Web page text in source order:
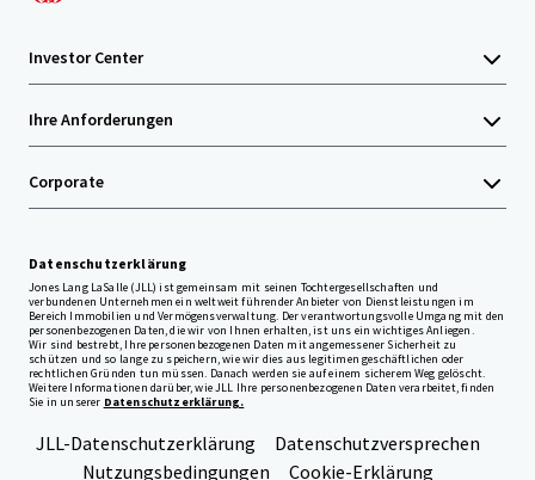
Investor Center
Ihre Anforderungen
Corporate
Datenschutzerklärung
Jones Lang LaSalle (JLL) ist gemeinsam mit seinen Tochtergesellschaften und
verbundenen Unternehmen ein weltweit führender Anbieter von Dienstleistungen im
Bereich Immobilien und Vermögensverwaltung. Der verantwortungsvolle Umgang mit den
personenbezogenen Daten, die wir von Ihnen erhalten, ist uns ein wichtiges Anliegen.
Wir sind bestrebt, Ihre personenbezogenen Daten mit angemessener Sicherheit zu
schützen und so lange zu speichern, wie wir dies aus legitimen geschäftlichen oder
rechtlichen Gründen tun müssen. Danach werden sie auf einem sicherem Weg gelöscht.
Weitere Informationen darüber, wie JLL Ihre personenbezogenen Daten verarbeitet, finden
Sie in unserer Datenschutzerklärung.
JLL-Datenschutzerklärung
Datenschutzversprechen
Nutzungsbedingungen
Cookie-Erklärung